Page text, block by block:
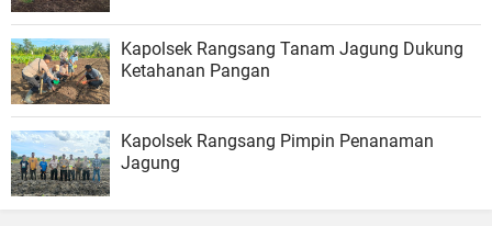
Kapolsek Rangsang Tanam Jagung Dukung
Ketahanan Pangan
Kapolsek Rangsang Pimpin Penanaman
Jagung